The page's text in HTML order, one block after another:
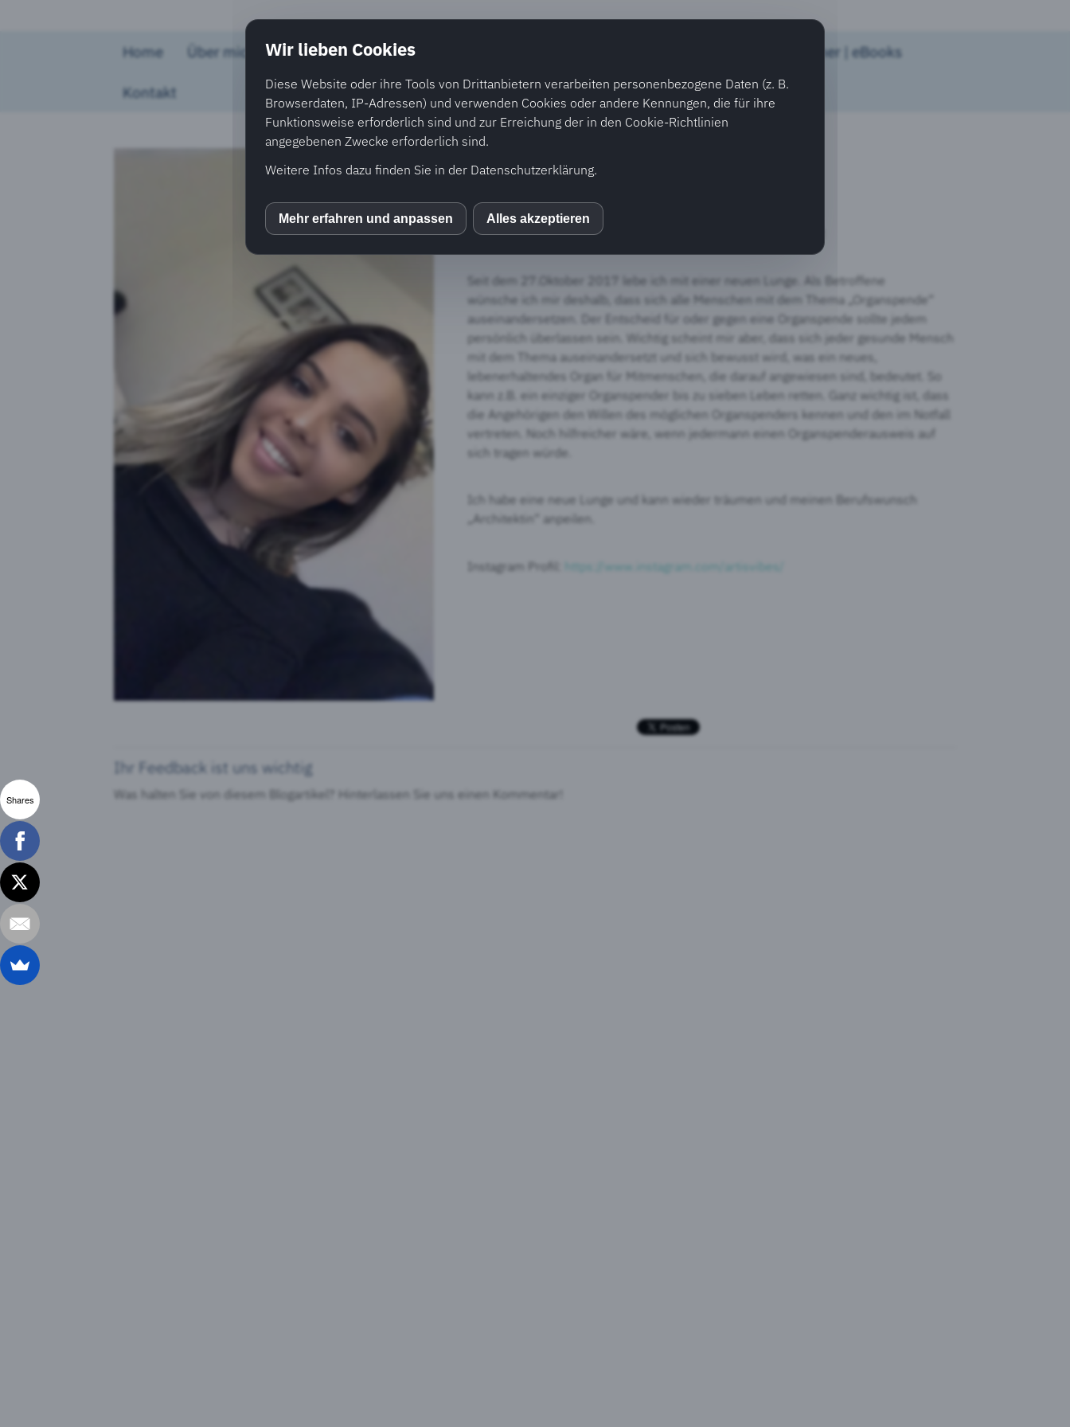
Home Über mich Coaching und Beratung Bücher | eBooks
Kontakt
Arta(Schweiz / Albanien) - Schülerin
DiagnoseCF “Cystische Fibrose“, auch Mukoviszidose genannt
Seit dem 27.Oktober 2017 lebe ich mit einer neuen Lunge. Als Betroffene
wünsche ich mir deshalb, dass sich alle Menschen mit dem Thema „Organspende“
auseinandersetzen. Der Entscheid für oder gegen eine Organspende sollte jedem
persönlich überlassen sein. Wichtig scheint mir aber, dass sich jeder gesunde Mensch
mit dem Thema auseinandersetzt und sich bewusst wird, was ein neues,
lebenerhaltendes Organ für Mitmenschen, die darauf angewiesen sind, bedeutet. So
kann z.B. ein einziger Organspender bis zu sieben Leben retten. Ganz wichtig ist, dass
die Angehörigen den Willen des möglichen Organspenders kennen und den im Notfall
vertreten. Noch hilfreicher wäre, wenn jedermann einen Organspenderausweis auf
sich tragen würde.
Ich habe eine neue Lunge und kann wieder träumen und meinen Berufswunsch
„Architektin“ anpeilen.
Instagram Profil: https://www.instagram.com/artisvibes/
Ihr Feedback ist uns wichtig
Was halten Sie von diesem Blogartikel? Hinterlassen Sie uns einen Kommentar!
Wir lieben Cookies
Diese Website oder ihre Tools von Drittanbietern verarbeiten personenbezogene Daten (z. B.
Browserdaten, IP-Adressen) und verwenden Cookies oder andere Kennungen, die für ihre
Funktionsweise erforderlich sind und zur Erreichung der in den Cookie-Richtlinien
angegebenen Zwecke erforderlich sind.
Weitere Infos dazu finden Sie in der Datenschutzerklärung.
inCMS
Mehr erfahren und anpassen Alles akzeptieren
Shares